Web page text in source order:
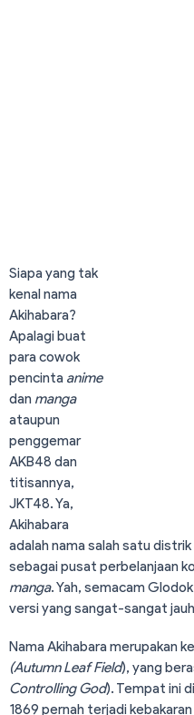
Siapa yang tak
kenal nama
Akihabara?
Apalagi buat
para cowok
pencinta anime
dan manga
ataupun
penggemar
AKB48 dan
titisannya,
JKT48. Ya,
Akihabara
adalah nama salah satu
sebagai pusat perbelanjaan
manga. Yah, semacam
versi yang sangat-sangat
Nama Akihabara merupakan
(Autumn Leaf Field), yang
Controlling God). Tempat ini
1869 pernah terjadi